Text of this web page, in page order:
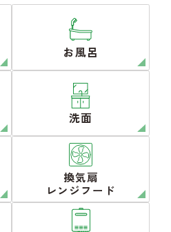
お風呂
洗面
換気扇
レンジフード